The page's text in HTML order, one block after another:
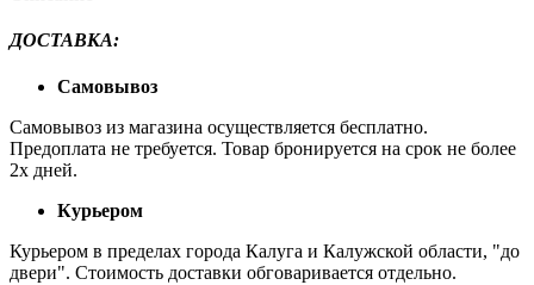
ДОСТАВКА:
Самовывоз
Самовывоз из магазина осуществляется бесплатно.
Предоплата не требуется. Товар бронируется на срок не более
2х дней.
Курьером
Курьером в пределах города Калуга и Калужской области, "до
двери". Стоимость доставки обговаривается отдельно.